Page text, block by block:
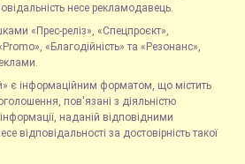
несе рекламодавець.
«Прес-реліз», «Спецпроєкт»,
«Благодійність» та «Резонанс»,
є інформаційним форматом, що містить
пов'язані з діяльністю
наданій відповідними
відповідальності за достовірність такої